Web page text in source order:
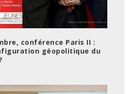
conférence Paris II :
géopolitique du